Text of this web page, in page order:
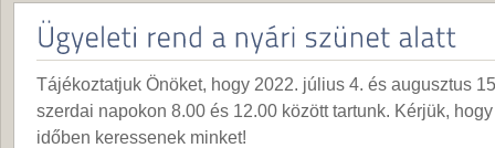
Tájékoztatjuk Önöket, hogy 2022. július 4. és augusztus
szerdai napokon 8.00 és 12.00 között tartunk. Kérjük,
időben keressenek minket!